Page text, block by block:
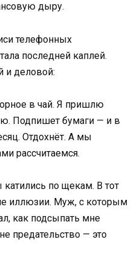
дыру.
телефонных
последней каплей.
и деловой:
в чай. Я пришлю
Подпишет бумаги — и в
Отдохнёт. А мы
рассчитаемся.
по щекам. В тот
иллюзии. Муж, с которым
как подсыпать мне
предательство — это